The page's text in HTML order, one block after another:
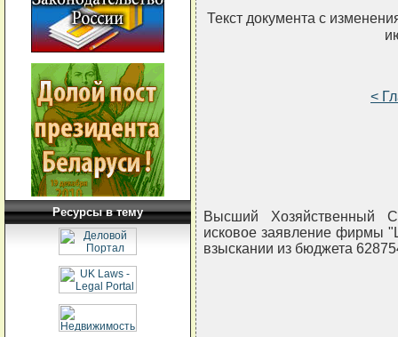
Ресурсы в тему
Текст документа с
<
Высший Хозяйственный
исковое заявление фирмы
взыскании из бюджета